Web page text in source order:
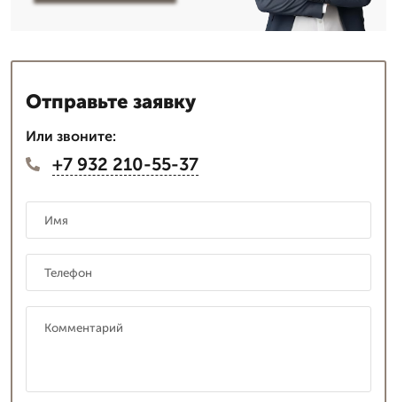
Отправьте заявку
Или звоните:
+7 932 210-55-37